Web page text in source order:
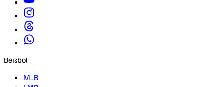
Beisbol
MLB